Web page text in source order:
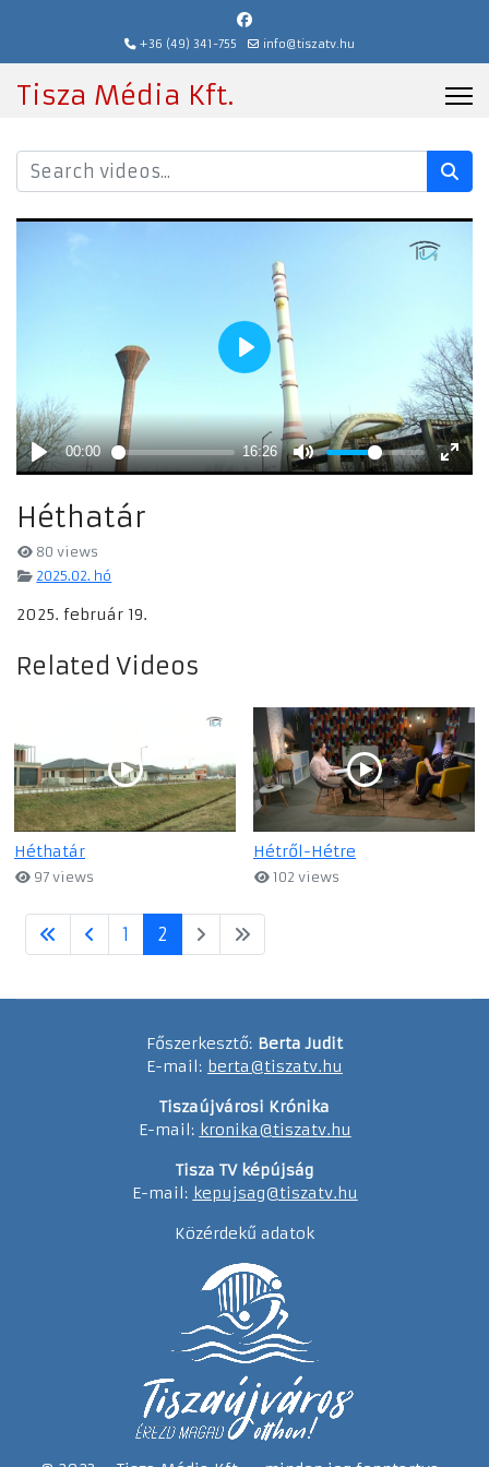
+36 (49) 341-755 info@tiszatv.hu
Tisza Média Kft.
Héthatár
80 views
2025.02. hó
2025. február 19.
Related Videos
Héthatár
97 views
Hétről-Hétre
102 views
1 2
Főszerkesztő: Berta Judit
E-mail: berta@tiszatv.hu
Tiszaújvárosi Krónika
E-mail: kronika@tiszatv.hu
Tisza TV képújság
E-mail: kepujsag@tiszatv.hu
Közérdekű adatok